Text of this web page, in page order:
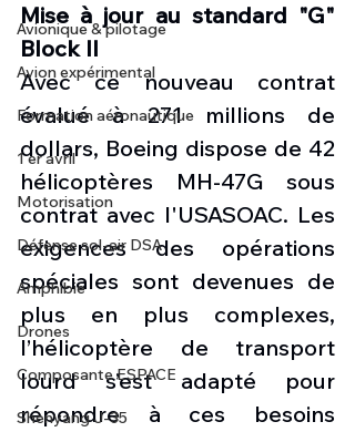
Avionique & pilotage
Avion expérimental
Formation aéronautique
1 er avril
Motorisation
Défense sol-air DSA
Amphibie
Drones
Composante ESPACE
Shenyang J-35
Mise à jour au standard "G"
Block II
Avec ce nouveau contrat
évalué à 271 millions de
dollars, Boeing dispose de 42
hélicoptères MH-47G sous
contrat avec l'USASOAC. Les
exigences des opérations
spéciales sont devenues de
plus en plus complexes,
l’hélicoptère de transport
lourd s’est adapté pour
répondre à ces besoins